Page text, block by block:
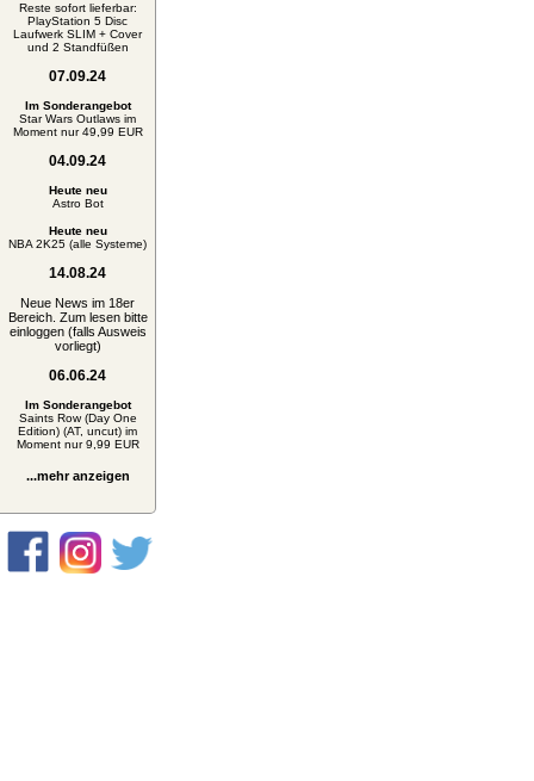
Reste sofort lieferbar:
PlayStation 5 Disc
Laufwerk SLIM + Cover
und 2 Standfüßen
07.09.24
Im Sonderangebot
Star Wars Outlaws im
Moment nur 49,99 EUR
04.09.24
Heute neu
Astro Bot
Heute neu
NBA 2K25 (alle Systeme)
14.08.24
Neue News im 18er
Bereich. Zum lesen bitte
einloggen (falls Ausweis
vorliegt)
06.06.24
Im Sonderangebot
Saints Row (Day One
Edition) (AT, uncut) im
Moment nur 9,99 EUR
...mehr anzeigen